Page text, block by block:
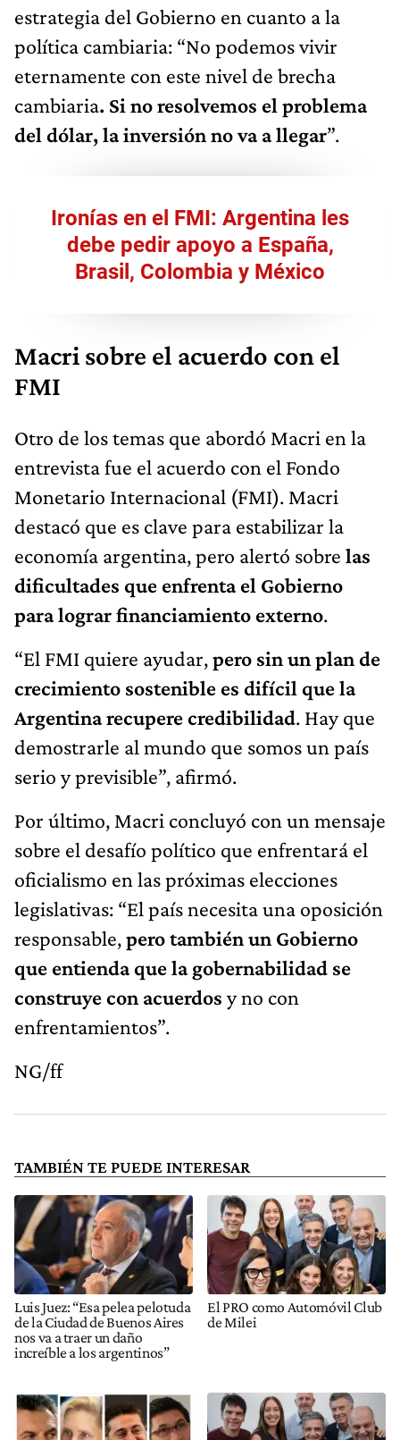
estrategia del Gobierno en cuanto a la
política cambiaria: “No podemos vivir
eternamente con este nivel de brecha
cambiaria. Si no resolvemos el problema
del dólar, la inversión no va a llegar”.
Ironías en el FMI: Argentina les
debe pedir apoyo a España,
Brasil, Colombia y México
Macri sobre el acuerdo con el
FMI
Otro de los temas que abordó Macri en la
entrevista fue el acuerdo con el Fondo
Monetario Internacional (FMI). Macri
destacó que es clave para estabilizar la
economía argentina, pero alertó sobre las
dificultades que enfrenta el Gobierno
para lograr financiamiento externo.
“El FMI quiere ayudar,pero sin un plan de
crecimiento sostenible es difícil que la
Argentina recupere credibilidad. Hay que
demostrarle al mundo que somos un país
serio y previsible”, afirmó.
Por último, Macri concluyó con un mensaje
sobre el desafío político que enfrentará el
oficialismo en las próximas elecciones
legislativas: “El país necesita una oposición
responsable,pero también un Gobierno
que entienda que la gobernabilidad se
construye con acuerdos y no con
enfrentamientos”.
NG/ff
TAMBIÉN TE PUEDE INTERESAR
Luis Juez: “Esa pelea pelotuda
de la Ciudad de Buenos Aires
nos va a traer un daño
increíble a los argentinos”
El PRO como Automóvil Club
de Milei